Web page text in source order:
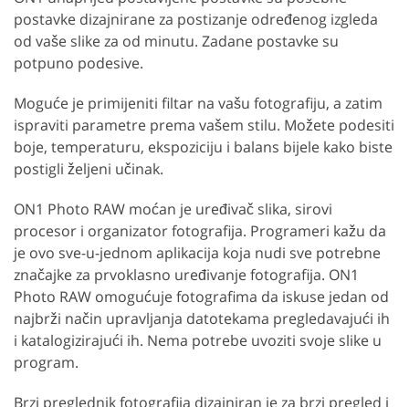
postavke dizajnirane za postizanje određenog izgleda
od vaše slike za od minutu. Zadane postavke su
potpuno podesive.
Moguće je primijeniti filtar na vašu fotografiju, a zatim
ispraviti parametre prema vašem stilu. Možete podesiti
boje, temperaturu, ekspoziciju i balans bijele kako biste
postigli željeni učinak.
ON1 Photo RAW moćan je uređivač slika, sirovi
procesor i organizator fotografija. Programeri kažu da
je ovo sve-u-jednom aplikacija koja nudi sve potrebne
značajke za prvoklasno uređivanje fotografija. ON1
Photo RAW omogućuje fotografima da iskuse jedan od
najbrži način upravljanja datotekama pregledavajući ih
i katalogizirajući ih. Nema potrebe uvoziti svoje slike u
program.
Brzi preglednik fotografija dizajniran je za brzi pregled i